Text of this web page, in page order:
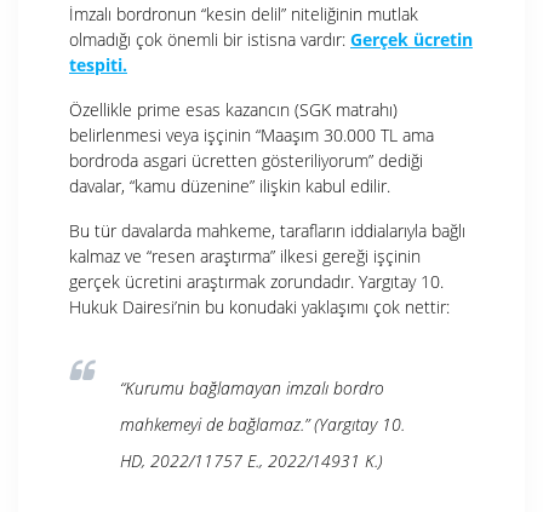
İmzalı bordronun “kesin delil” niteliğinin mutlak
olmadığı çok önemli bir istisna vardır: Gerçek ücretin
tespiti.
Özellikle prime esas kazancın (SGK matrahı)
belirlenmesi veya işçinin “Maaşım 30.000 TL ama
bordroda asgari ücretten gösteriliyorum” dediği
davalar, “kamu düzenine” ilişkin kabul edilir.
Bu tür davalarda mahkeme, tarafların iddialarıyla bağlı
kalmaz ve “resen araştırma” ilkesi gereği işçinin
gerçek ücretini araştırmak zorundadır. Yargıtay 10.
Hukuk Dairesi’nin bu konudaki yaklaşımı çok nettir:
“Kurumu bağlamayan imzalı bordro
mahkemeyi de bağlamaz.”(Yargıtay 10.
HD, 2022/11757 E., 2022/14931 K.)